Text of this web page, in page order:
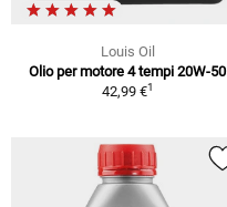
Louis Oil
Olio per motore 4 tempi 20W-50
42,99 €1